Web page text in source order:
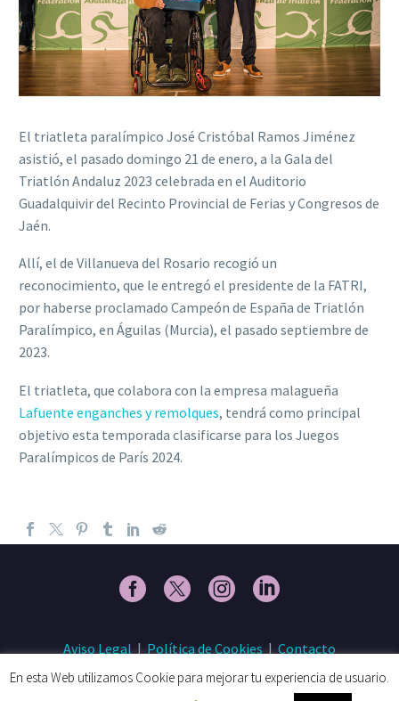
El triatleta paralímpico José Cristóbal Ramos Jiménez
asistió, el pasado domingo 21 de enero, a la Gala del
Triatlón Andaluz 2023 celebrada en el Auditorio
Guadalquivir del Recinto Provincial de Ferias y Congresos de
Jaén.
Allí, el de Villanueva del Rosario recogió un
reconocimiento, que le entregó el presidente de la FATRI,
por haberse proclamado Campeón de España de Triatlón
Paralímpico, en Águilas (Murcia), el pasado septiembre de
2023.
El triatleta, que colabora con la empresa malagueña
Lafuente enganches y remolques, tendrá como principal
objetivo esta temporada clasificarse para los Juegos
Paralímpicos de París 2024.
Aviso Legal | Política de Cookies | Contacto
© 2018 Fundación Fomento Deporte | Apostando por la
En esta Web utilizamos Cookie para mejorar tu experiencia de usuario.